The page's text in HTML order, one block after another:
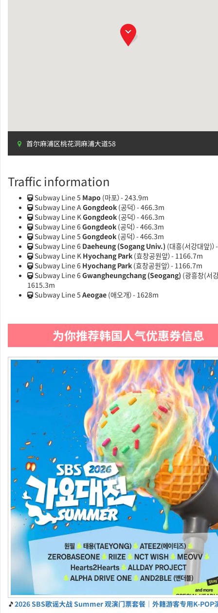
首尔麻浦区桃花洞麻浦大道58
Traffic information
Subway Line 5 Mapo (마포）- 243.9m
Subway Line AGongdeok (공덕）- 466.3m
Subway Line KGongdeok (공덕）- 466.3m
Subway Line 6Gongdeok (공덕）- 466.3m
Subway Line 5 Gongdeok (공덕）- 466.3m
Subway Line 6 Daeheung (Sogang Univ.) (대흥(서강대앞)
Subway Line K Hyochang Park (효창공원앞）- 1166.7m
Subway Line 6 Hyochang Park (효창공원앞）- 1166.7m
Subway Line 6Gwangheungchang (Seogang) (광흥창(서
1615.3m
Subway Line 5 Aeogae (애오개）- 1628m
为你推荐韩国人气优惠券信息
🎵2026 SBS歌谣大战 Summer 观演门票套餐｜外籍游客专用K-POP